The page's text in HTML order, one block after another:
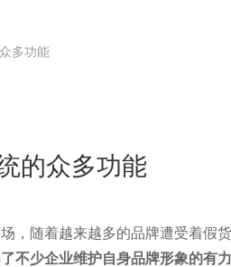
多功能
的众多功能
，随着越来越多的品牌遭受着假
不少企业维护自身品牌形象的有力